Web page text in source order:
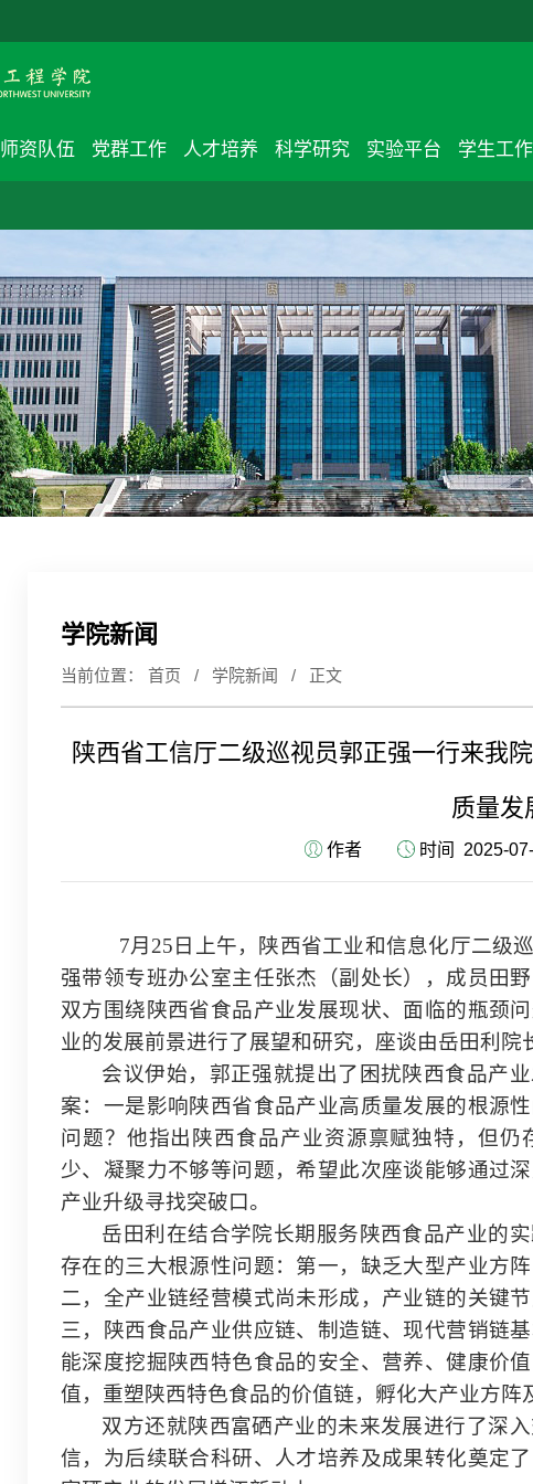
师资队伍 党群工作 人才培养 科学研究 实验平台 学生工作
学院新闻
当前位置： 首页 / 学院新闻 / 正文
陕西省工信厅二级巡视员郭正强一行来我
质量发
作者 时间 2025-
7月 25 日上午，陕西省工业和信息化厅二级
强带领专班办公室主任张杰（副处长），成员田
双方围绕陕西省食品产业发展现状、面临的瓶颈
业的发展前景进行了展望和研究，座谈由岳田利院
会议伊始，郭正强就提出了困扰陕西食品产
案：一是影响陕西省食品产业高质量发展的根源
问题？他指出陕西食品产业资源禀赋独特，但
少、凝聚力不够等问题，希望此次座谈能够通过
产业升级寻找突破口。
岳田利在结合学院长期服务陕西食品产业的
存在的三大根源性问题：第一，缺乏大型产业方
二，全产业链经营模式尚未形成，产业链的关键
三，陕西食品产业供应链、制造链、现代营销链
能深度挖掘陕西特色食品的安全、营养、健康价
值，重塑陕西特色食品的价值链，孵化大产业方阵
双方还就陕西富硒产业的未来发展进行了深
信，为后续联合科研、人才培养及成果转化奠定